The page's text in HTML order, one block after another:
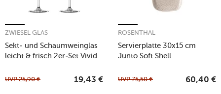
Sekt- und Schaumweinglas
leicht & frisch 2er-Set Vivid
ZWIESEL GLAS
UVP25,90 € 19,43 €
Servierplatte 30x15 cm
Junto Soft Shell
ROSENTHAL
UVP75,50 € 60,40 €